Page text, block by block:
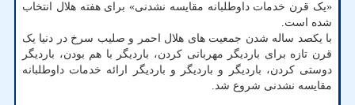
«یک قرن خدمات داوطلبانه مقایسه نشدنی» برای هفته هلال انتخاب
شده است.
با یکصد ساله شدن جمعیت های هلال احمر و صلیب سرخ در دنیا یک
قرن تازه برای باردیگر مهربانی کردن، باردیگر با هم بودن، باردیگر
دوستی کردن، باردیگر و باردیگر و باردیگر ارائه خدمات داوطلبانه
مقایسه نشدنی شروع شد.